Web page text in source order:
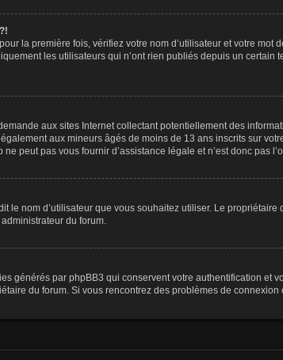
la première fois, vérifiez votre nom d’utilisateur et votre
les utilisateurs qui n’ont rien publiés depuis un
aux sites Internet collectant potentiellement des
aux mineurs âgés de moins de 13 ans inscrits sur
peut pas vous fournir d’assistance légale et n’est donc pas
le nom d’utilisateur que vous souhaitez utiliser. Le
du forum.
générés par phpBB3 qui conservent votre authentification
du forum. Si vous rencontrez des problèmes de